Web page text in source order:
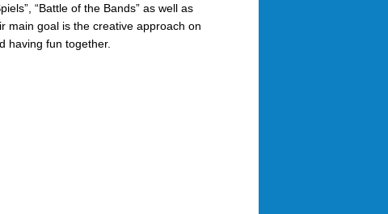
“Battle of the Bands” as well as
main goal is the creative approach on
having fun together.